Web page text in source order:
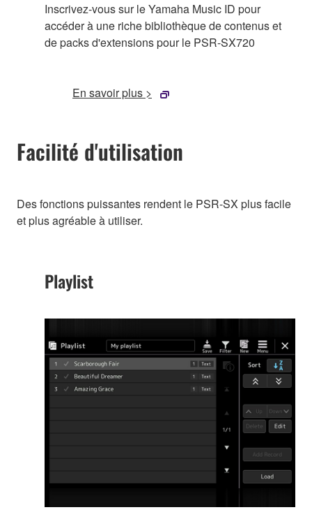
Inscrivez-vous sur le Yamaha Music ID pour
accéder à une riche bibliothèque de contenus et
de packs d'extensions pour le PSR-SX720
En savoir plus >
Facilité d'utilisation
Des fonctions puissantes rendent le PSR-SX plus facile
et plus agréable à utiliser.
Playlist